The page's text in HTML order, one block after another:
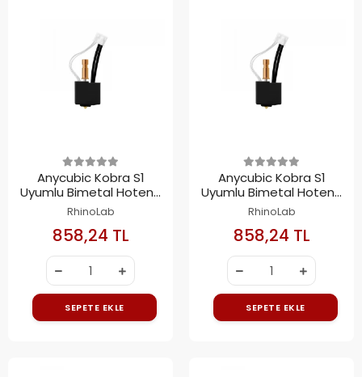
Anycubic Kobra S1
Uyumlu Bimetal Hotend
Kiti 0.8mm
RhinoLab
858,24 TL
SEPETE EKLE
Anycubic Kobra S1
Uyumlu Bimetal Hotend
Kiti 0.6mm
RhinoLab
858,24 TL
SEPETE EKLE